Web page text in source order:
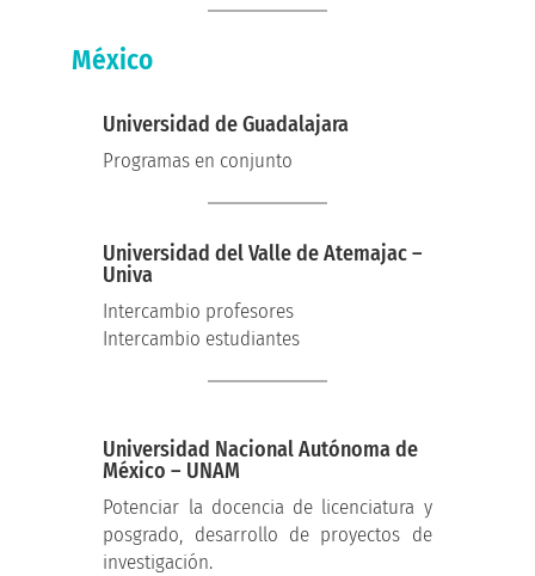
México
Universidad de Guadalajara
Programas en conjunto
Universidad del Valle de Atemajac –
Univa
Intercambio profesores
Intercambio estudiantes
Universidad Nacional Autónoma de
México – UNAM
Potenciar la docencia de licenciatura y
posgrado, desarrollo de proyectos de
investigación.